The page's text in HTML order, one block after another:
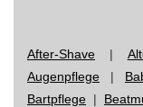
After-Shave |
Augenpflege |
Bartpflege |